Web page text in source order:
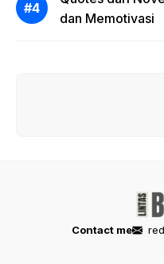
dan Memotivasi
Contact me